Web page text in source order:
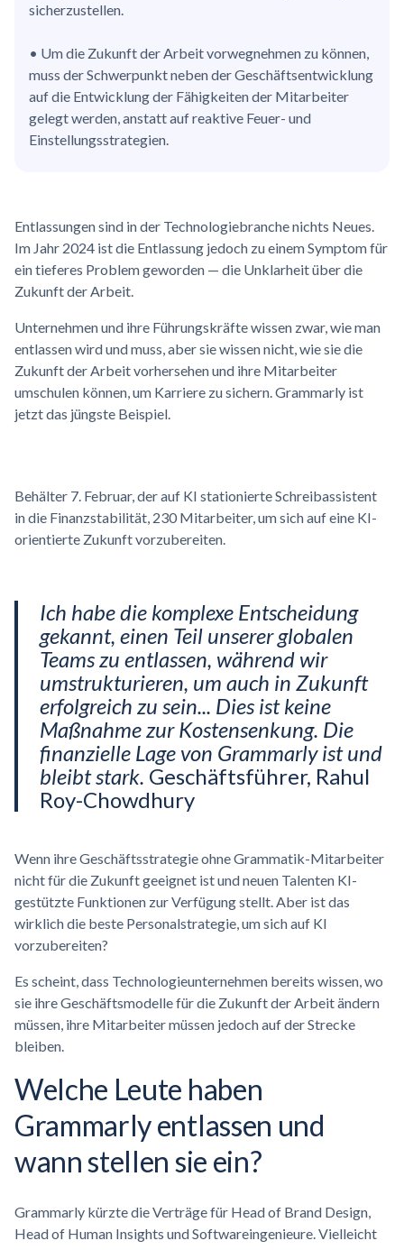
sicherzustellen.
• Um die Zukunft der Arbeit vorwegnehmen zu können,
muss der Schwerpunkt neben der Geschäftsentwicklung
auf die Entwicklung der Fähigkeiten der Mitarbeiter
gelegt werden, anstatt auf reaktive Feuer- und
Einstellungsstrategien.
Entlassungen sind in der Technologiebranche nichts Neues.
Im Jahr 2024 ist die Entlassung jedoch zu einem Symptom für
ein tieferes Problem geworden — die Unklarheit über die
Zukunft der Arbeit.
Unternehmen und ihre Führungskräfte wissen zwar, wie man
entlassen wird und muss, aber sie wissen nicht, wie sie die
Zukunft der Arbeit vorhersehen und ihre Mitarbeiter
umschulen können, um Karriere zu sichern. Grammarly ist
jetzt das jüngste Beispiel.
Behälter 7. Februar, der auf KI stationierte Schreibassistent
in die Finanzstabilität, 230 Mitarbeiter, um sich auf eine KI-
orientierte Zukunft vorzubereiten.
Ich habe die komplexe Entscheidung
gekannt, einen Teil unserer globalen
Teams zu entlassen, während wir
umstrukturieren, um auch in Zukunft
erfolgreich zu sein... Dies ist keine
Maßnahme zur Kostensenkung. Die
finanzielle Lage von Grammarly ist und
bleibt stark. Geschäftsführer, Rahul
Roy-Chowdhury
Wenn ihre Geschäftsstrategie ohne Grammatik-Mitarbeiter
nicht für die Zukunft geeignet ist und neuen Talenten KI-
gestützte Funktionen zur Verfügung stellt. Aber ist das
wirklich die beste Personalstrategie, um sich auf KI
vorzubereiten?
Es scheint, dass Technologieunternehmen bereits wissen, wo
sie ihre Geschäftsmodelle für die Zukunft der Arbeit ändern
müssen, ihre Mitarbeiter müssen jedoch auf der Strecke
bleiben.
Welche Leute haben
Grammarly entlassen und
wann stellen sie ein?
Grammarly kürzte die Verträge für Head of Brand Design,
Head of Human Insights und Softwareingenieure. Vielleicht